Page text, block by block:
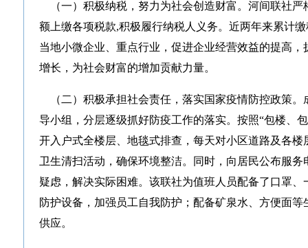
（一）积极纳税，努力为社会创造财富。河间联社严
额上缴各项税款,积极履行纳税人义务。近两年来累计
当地小微企业、重点行业，促进企业经营效益的提高
增长，为社会财富的增加贡献力量。
（二）积极承担社会责任，落实国家疫情防控政策。
导小组，分层逐级抓好防疫工作的落实。按照“包楼、
开入户式全楼层、地毯式排查，每天对小区道路及各
卫生清扫活动，确保环境整洁。同时，向居民公布服
疑虑，解决实际困难。该联社为值班人员配备了口罩
防护设备，加强员工自我防护；配备矿泉水、方便面
供应。